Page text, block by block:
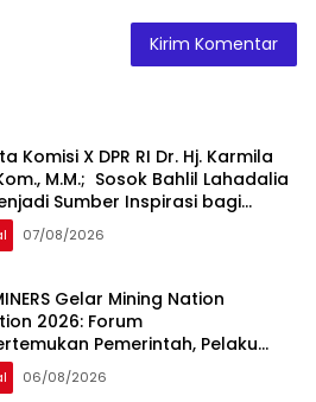
Komisi X DPR RI Dr. Hj. Karmila
M.M.; Sosok Bahlil Lahadalia
Sumber Inspirasi bagi
Muda, Pelaku Usaha,
maupun Pemangku
Kontribusi bagi
Nasional.
07/08/2026
Gelar Mining Nation
2026: Forum
Pemerintah, Pelaku
Investor, Akademisi, dan
dalam Mendukung
06/08/2026